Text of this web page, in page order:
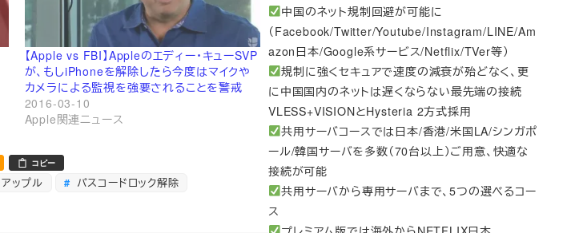
【Apple vs FBI】Appleのエディー・キューSVP
が、もしiPhoneを解除したら今度はマイクや
カメラによる監視を強要されることを警戒
2016-03-10
Apple関連ニュース
コピー
アップル
パスコードロック解除
中国のネット規制回避が可能に
（Facebook/Twitter/Youtube/Instagram/LINE/Am
azon日本/Google系サービス/Netflix/TVer等）
規制に強くセキュアで速度の減衰が殆どなく、更
に中国国内のネットは遅くならない最先端の接続
VLESS+VISIONとHysteria 2方式採用
共用サーバコースでは日本/香港/米国LA/シンガポ
ール/韓国サーバを多数（70台以上）ご用意、快適な
接続が可能
共用サーバから専用サーバまで、5つの選べるコー
ス